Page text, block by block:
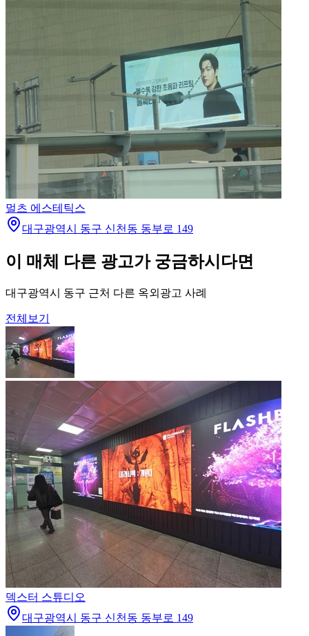
멀츠 에스테틱스
대구광역시 동구 신천동 동부로 149
이 매체 다른 광고가 궁금하시다면
대구광역시 동구 근처 다른 옥외광고 사례
전체보기
덱스터 스튜디오
대구광역시 동구 신천동 동부로 149